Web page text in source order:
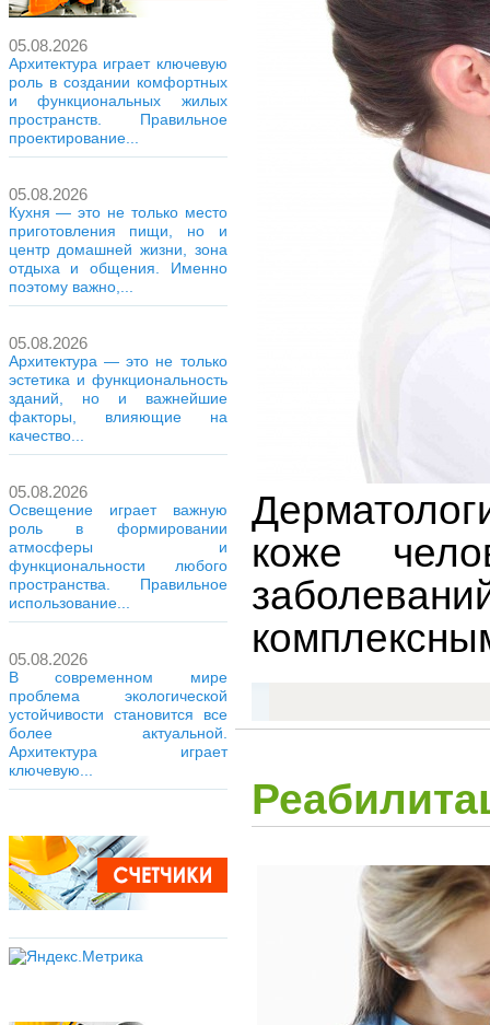
05.08.2026
Архитектура играет ключевую
роль в создании комфортных
и функциональных жилых
пространств. Правильное
проектирование...
05.08.2026
Кухня — это не только место
приготовления пищи, но и
центр домашней жизни, зона
отдыха и общения. Именно
поэтому важно,...
05.08.2026
Архитектура — это не только
эстетика и функциональность
зданий, но и важнейшие
факторы, влияющие на
качество...
05.08.2026
Освещение играет важную
роль в формировании
атмосферы и
функциональности любого
пространства. Правильное
использование...
05.08.2026
В современном мире
проблема экологической
устойчивости становится все
более актуальной.
Архитектура играет
ключевую...
коже